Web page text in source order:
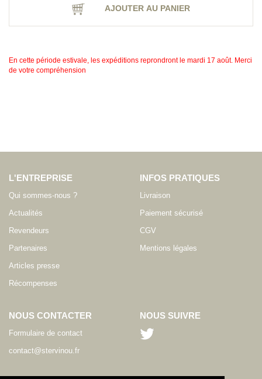
AJOUTER AU PANIER
En cette période estivale, les expéditions reprondront le mardi 17 août. Merci
de votre compréhension
L'ENTREPRISE
Qui sommes-nous ?
Actualités
Revendeurs
Partenaires
Articles presse
Récompenses
INFOS PRATIQUES
Livraison
Paiement sécurisé
CGV
Mentions légales
NOUS CONTACTER
Formulaire de contact
contact@stervinou.fr
NOUS SUIVRE